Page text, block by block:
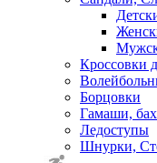
Кроссовки
Борцовки
Гамаши,
Ледоступы
Шнурки,